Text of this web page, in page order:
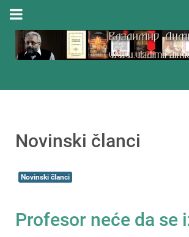
Novinski članci
Novinski članci
Profesor neće da se